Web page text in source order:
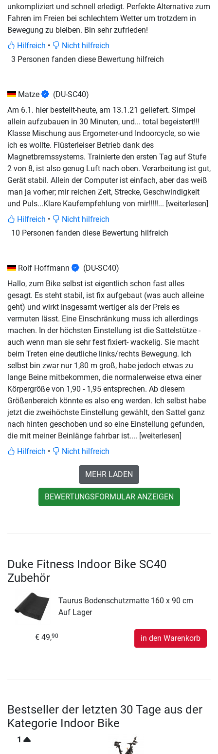
unkompliziert und schnell erledigt. Perfekte Alternative zum
Fahren im Freien bei schlechtem Wetter um trotzdem in
Bewegung zu bleiben. Bin sehr zufrieden!
Hilfreich •
Nicht hilfreich
3 Personen fanden diese Bewertung hilfreich
Matze
(DU-SC40)
Am 6.1. hier bestellt-heute, am 13.1.21 geliefert. Simpel
allein aufzubauen in 30 Minuten, und... total begeistert!!!
Klasse Mischung aus Ergometer-und Indoorcycle, so wie
ich es wollte. Flüsterleiser Betrieb dank des
Magnetbremssystems. Trainierte den ersten Tag auf Stufe
2 von 8, ist also genug Luft nach oben. Verarbeitung ist gut,
Gerät stabil. Allein der Computer ist einfach, aber das weiß
man ja vorher; mir reichen Zeit, Strecke, Geschwindigkeit
und Puls...Klare Kaufempfehlung von mir!!!!!... [weiterlesen]
Hilfreich •
Nicht hilfreich
10 Personen fanden diese Bewertung hilfreich
Rolf Hoffmann
(DU-SC40)
Hallo, zum Bike selbst ist eigentlich schon fast alles
gesagt. Es steht stabil, ist fix aufgebaut (was auch alleine
geht) und wirkt insgesamt wertiger als der Preis es
vermuten lässt. Eine Einschränkung muss ich allerdings
machen. In der höchsten Einstellung ist die Sattelstütze -
auch wenn man sie sehr fest fixiert- wackelig. Sie macht
beim Treten eine deutliche links/rechts Bewegung. Ich
selbst bin zwar nur 1,80 m groß, habe jedoch etwas zu
lange Beine mitbekommen, die normalerweise etwa einer
Körpergröße von 1,90 - 1,95 entsprechen. Ab diesem
Größenbereich könnte es also eng werden. Ich selbst habe
jetzt die zweihöchste Einstellung gewählt, den Sattel ganz
nach hinten geschoben und so eine Einstellung gefunden,
die mit meiner Beinlänge fahrbar ist.... [weiterlesen]
Hilfreich • Nicht hilfreich
MEHR LADEN
BEWERTUNGSFORMULAR ANZEIGEN
Duke Fitness Indoor Bike SC40
Zubehör
Taurus Bodenschutzmatte 160 x 90 cm
Auf Lager
€ 49,90 in den Warenkorb
Bestseller der letzten 30 Tage aus der
Kategorie Indoor Bike
1